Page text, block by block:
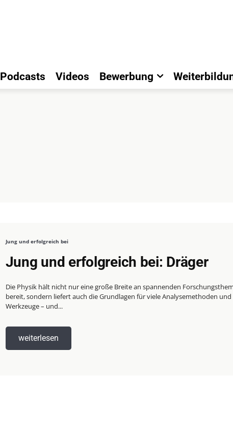
Podcasts Videos Bewerbung
Jung und erfolgreich bei
Jung und erfolgreich bei: Dräger
Die Physik hält nicht nur eine große Breite an spannenden
bereit, sondern liefert auch die Grundlagen für viele Analysemethoden und
Werkzeuge – und...
weiterlesen